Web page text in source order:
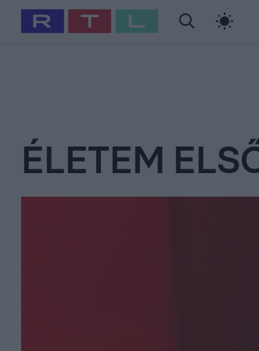
Babits Marcella Szellő István Most
ÉLETEM